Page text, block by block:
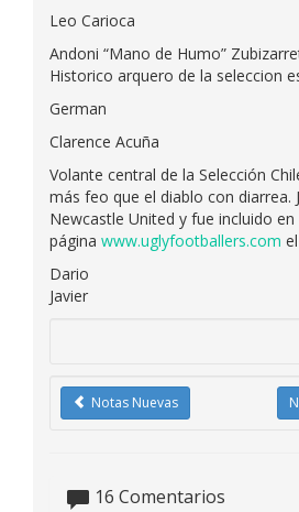
Leo Carioca
Andoni “Mano de Humo”
Historico arquero de la seleccion
German
Clarence Acuña
Volante central de la Selección
más feo que el diablo con diarrea.
Newcastle United y fue incluido
página www.uglyfootballers.com
Dario
Javier
Notas Nuevas
16 Comentarios